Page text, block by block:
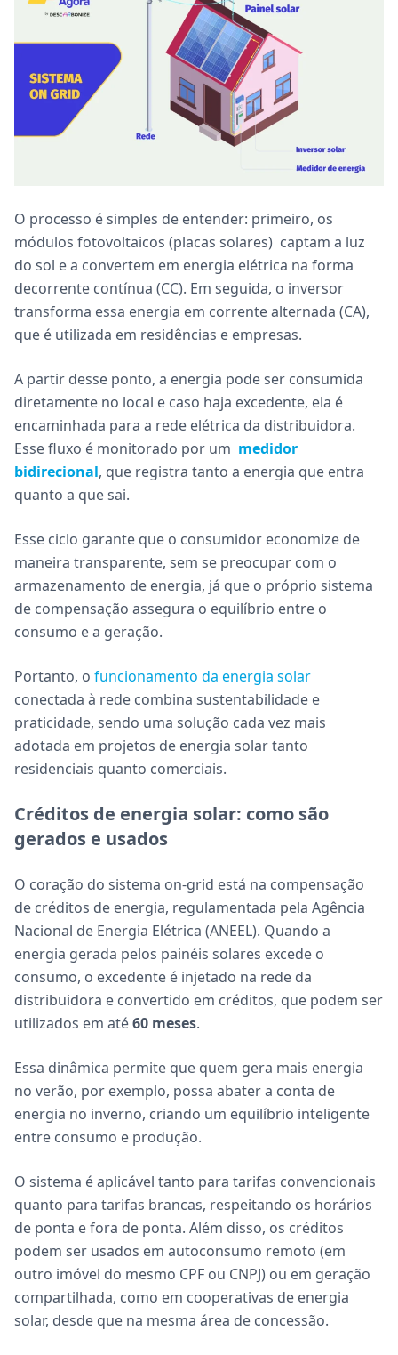
O processo é simples de entender: primeiro, os
módulos fotovoltaicos (placas solares) captam a luz
do sol e a convertem em energia elétrica na forma
decorrente contínua (CC). Em seguida, o inversor
transforma essa energia em corrente alternada (CA),
que é utilizada em residências e empresas.
A partir desse ponto, a energia pode ser consumida
diretamente no local e caso haja excedente, ela é
encaminhada para a rede elétrica da distribuidora.
Esse fluxo é monitorado por um medidor
bidirecional, que registra tanto a energia que entra
quanto a que sai.
Esse ciclo garante que o consumidor economize de
maneira transparente, sem se preocupar com o
armazenamento de energia, já que o próprio sistema
de compensação assegura o equilíbrio entre o
consumo e a geração.
Portanto, o funcionamento da energia solar
conectada à rede combina sustentabilidade e
praticidade, sendo uma solução cada vez mais
adotada em projetos de energia solar tanto
residenciais quanto comerciais.
Créditos de energia solar: como são
gerados e usados
O coração do sistema on-grid está na compensação
de créditos de energia, regulamentada pela Agência
Nacional de Energia Elétrica (ANEEL). Quando a
energia gerada pelos painéis solares excede o
consumo, o excedente é injetado na rede da
distribuidora e convertido em créditos, que podem ser
utilizados em até60 meses.
Essa dinâmica permite que quem gera mais energia
no verão, por exemplo, possa abater a conta de
energia no inverno, criando um equilíbrio inteligente
entre consumo e produção.
O sistema é aplicável tanto para tarifas convencionais
quanto para tarifas brancas, respeitando os horários
de ponta e fora de ponta. Além disso, os créditos
podem ser usados em autoconsumo remoto (em
outro imóvel do mesmo CPF ou CNPJ) ou em geração
compartilhada, como em cooperativas de energia
solar, desde que na mesma área de concessão.